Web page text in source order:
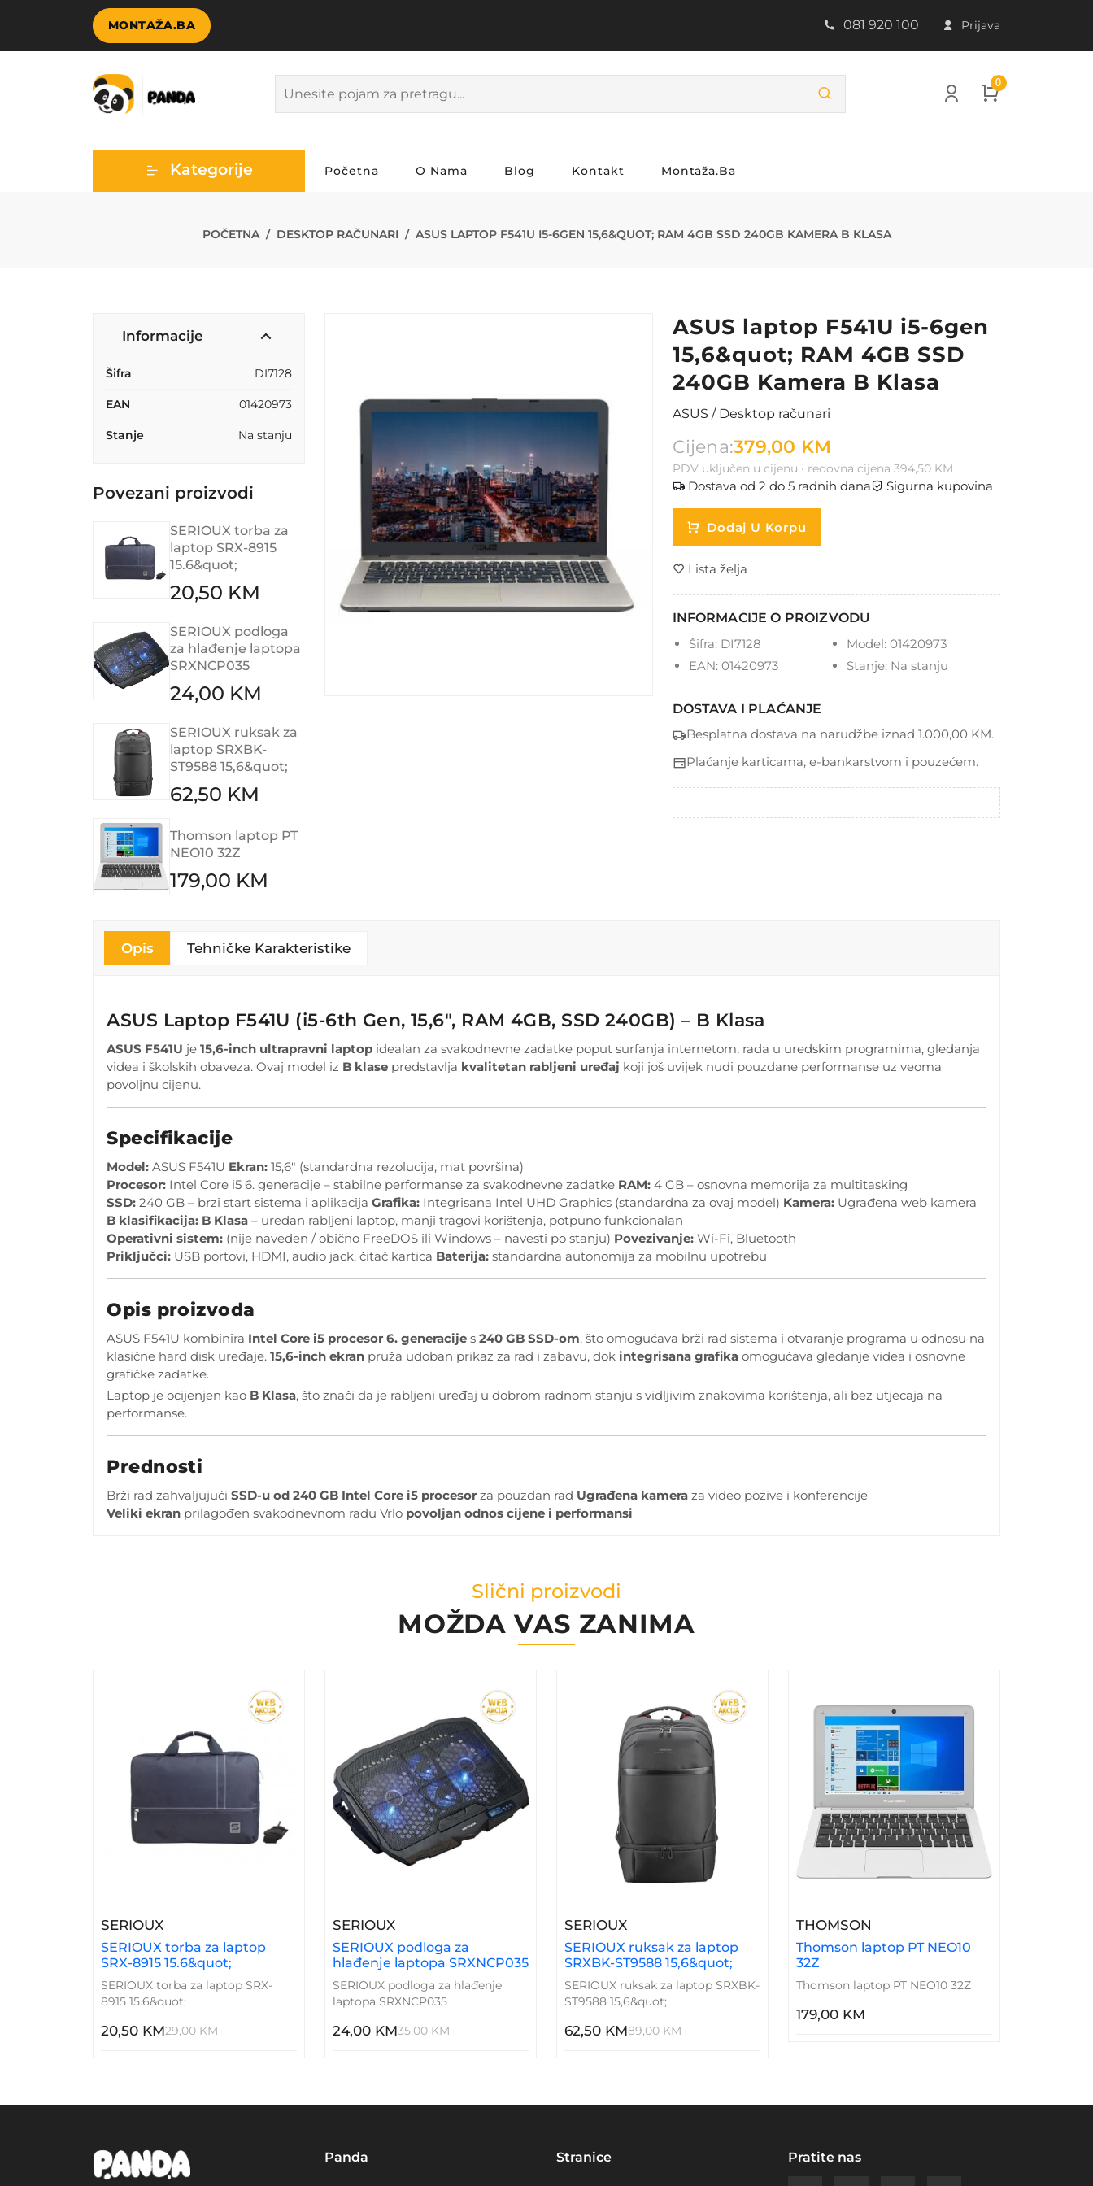
MONTAŽA.BA 081 920 100 Prijava
0
Kategorije Početna O Nama Blog Kontakt Montaža.ba
ASUS LAPTOP F541U I5-6GEN
POČETNA DESKTOP RAČUNARI ASUS LAPTOP F541U I5-6GEN 15,6&QUOT; RAM 4GB SSD 240GB KAMERA B KLASA
Informacije
Šifra DI7128
EAN 01420973
Stanje Na stanju
Povezani proizvodi
SERIOUX torba za
laptop SRX-8915
15.6&quot;
20,50 KM
SERIOUX podloga
za hlađenje laptopa
SRXNCP035
24,00 KM
SERIOUX ruksak za
laptop SRXBK-
ST9588 15,6&quot;
62,50 KM
Thomson laptop PT
NEO10 32Z
179,00 KM
ASUS laptop F541U i5-6gen
15,6&quot; RAM 4GB SSD
240GB Kamera B Klasa
ASUS / Desktop računari
Cijena:379,00 KM
PDV uključen u cijenu · redovna cijena 394,50 KM
Dostava od 2 do 5 radnih dana Sigurna kupovina
Dodaj U Korpu
Lista želja
INFORMACIJE O PROIZVODU
Šifra:DI7128 Model:01420973
EAN:01420973 Stanje:Na stanju
DOSTAVA I PLAĆANJE
Besplatna dostava na narudžbe iznad 1.000,00 KM.
Plaćanje karticama, e-bankarstvom i pouzećem.
Opis Tehničke Karakteristike
ASUS Laptop F541U (i5-6th Gen, 15,6", RAM 4GB, SSD 240GB) – B Klasa
ASUS F541U je15,6-inch ultrapravni laptop idealan za svakodnevne zadatke poput surfanja internetom, rada u uredskim programima, gledanja
videa i školskih obaveza. Ovaj model iz B klase predstavlja kvalitetan rabljeni uređaj koji još uvijek nudi pouzdane performanse uz veoma
povoljnu cijenu.
Specifikacije
Model: ASUS F541U Ekran: 15,6″ (standardna rezolucija, mat površina)
Procesor: Intel Core i5 6. generacije – stabilne performanse za svakodnevne zadatke RAM: 4 GB – osnovna memorija za multitasking
SSD: 240 GB – brzi start sistema i aplikacija Grafika: Integrisana Intel UHD Graphics (standardna za ovaj model) Kamera: Ugrađena web kamera
B klasifikacija: B Klasa – uredan rabljeni laptop, manji tragovi korištenja, potpuno funkcionalan
Operativni sistem: (nije naveden / obično FreeDOS ili Windows – navesti po stanju) Povezivanje: Wi-Fi, Bluetooth
Priključci: USB portovi, HDMI, audio jack, čitač kartica Baterija: standardna autonomija za mobilnu upotrebu
Opis proizvoda
ASUS F541U kombinira Intel Core i5 procesor 6. generacije s240 GB SSD-om, što omogućava brži rad sistema i otvaranje programa u odnosu na
klasične hard disk uređaje.15,6-inch ekran pruža udoban prikaz za rad i zabavu, dokintegrisana grafika omogućava gledanje videa i osnovne
grafičke zadatke.
Laptop je ocijenjen kao B Klasa, što znači da je rabljeni uređaj u dobrom radnom stanju s vidljivim znakovima korištenja, ali bez utjecaja na
performanse.
Prednosti
Brži rad zahvaljujućiSSD-u od 240 GB Intel Core i5 procesor za pouzdan rad Ugrađena kamera za video pozive i konferencije
Veliki ekran prilagođen svakodnevnom radu Vrlo povoljan odnos cijene i performansi
Slični proizvodi
MOŽDA VAS ZANIMA
SERIOUX– SERIOUX Torba Za Laptop SRX-8915 15.6&quot;
SERIOUX torba za laptop
SRX-8915 15.6&quot;
SERIOUX torba za laptop SRX-
8915 15.6&quot;
20,50 KM29,00 KM
SERIOUX– SERIOUX Podloga Za Hlađenje Laptopa SRXNCP035
SERIOUX podloga za
hlađenje laptopa SRXNCP035
SERIOUX podloga za hlađenje
laptopa SRXNCP035
24,00 KM35,00 KM
SERIOUX– SERIOUX Ruksak Za Laptop SRXBK-ST9588 15,6&quot;
SERIOUX ruksak za laptop
SRXBK-ST9588 15,6&quot;
SERIOUX ruksak za laptop SRXBK-
ST9588 15,6&quot;
62,50 KM89,00 KM
THOMSON
Thomson laptop PT NEO10
32Z
Thomson laptop PT NEO10 32Z
179,00 KM
Panda Stranice Pratite nas